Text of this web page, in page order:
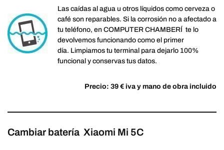
Las caídas al agua u otros líquidos como cerveza o
café son reparables. Si la corrosión no a afectado a
tu teléfono, en COMPUTER CHAMBERÍ te lo
devolvemos funcionando como el primer
día. Limpiamos tu terminal para dejarlo 100%
funcional y conservas tus datos.
Precio: 39 € iva y mano de obra incluido
Cambiar batería Xiaomi Mi 5C